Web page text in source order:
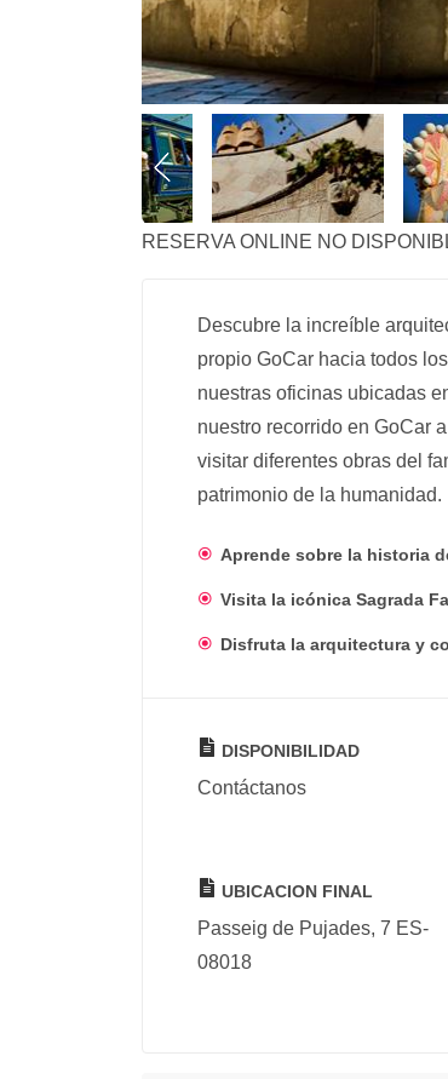
RESERVA ONLINE NO
Descubre la increíble
propio GoCar hacia todos
nuestras oficinas ubicadas
nuestro recorrido en GoCar
visitar diferentes obras del
patrimonio de la humanidad.
Aprende sobre la historia
Visita la icónica Sagrada
Disfruta la arquitectura y
DISPONIBILIDAD
Contáctanos
UBICACION FINAL
Passeig de Pujades, 7 ES-
08018